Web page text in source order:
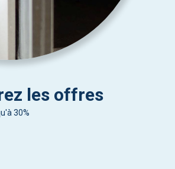
les offres
30%